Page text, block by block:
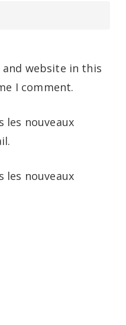
and website in this
I comment.
les nouveaux
les nouveaux